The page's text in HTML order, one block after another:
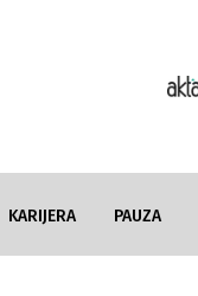
KARIJERA PAUZA